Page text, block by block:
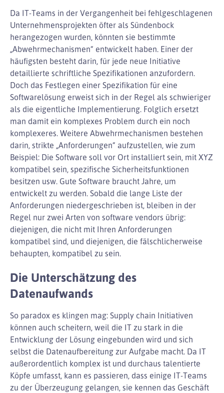
Da IT-Teams in der Vergangenheit bei fehlgeschlagenen
Unternehmensprojekten öfter als Sündenbock
herangezogen wurden, könnten sie bestimmte
„Abwehrmechanismen“ entwickelt haben. Einer der
häufigsten besteht darin, für jede neue Initiative
detaillierte schriftliche Spezifikationen anzufordern.
Doch das Festlegen einer Spezifikation für eine
Softwarelösung erweist sich in der Regel als schwieriger
als die eigentliche Implementierung. Folglich ersetzt
man damit ein komplexes Problem durch ein noch
komplexeres. Weitere Abwehrmechanismen bestehen
darin, strikte „Anforderungen“ aufzustellen, wie zum
Beispiel: Die Software soll vor Ort installiert sein, mit XYZ
kompatibel sein, spezifische Sicherheitsfunktionen
besitzen usw. Gute Software braucht Jahre, um
entwickelt zu werden. Sobald die lange Liste der
Anforderungen niedergeschrieben ist, bleiben in der
Regel nur zwei Arten von software vendors übrig:
diejenigen, die nicht mit Ihren Anforderungen
kompatibel sind, und diejenigen, die fälschlicherweise
behaupten, kompatibel zu sein.
Die Unterschätzung des
Datenaufwands
So paradox es klingen mag: Supply chain Initiativen
können auch scheitern, weil die IT zu stark in die
Entwicklung der Lösung eingebunden wird und sich
selbst die Datenaufbereitung zur Aufgabe macht. Da IT
außerordentlich komplex ist und durchaus talentierte
Köpfe umfasst, kann es passieren, dass einige IT-Teams
zu der Überzeugung gelangen, sie kennen das Geschäft